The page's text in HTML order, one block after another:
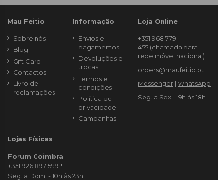
Mau Feitio
Sobre nós
Blog
Gift Card
Contactos
Livro de
reclamações
Informação
Envios e
pagamentos
Devoluções e
trocas
Termos e
condições
Política de
privacidade
Campanhas
Loja Online
+351 968 779
455 (chamada para
rede móvel nacional)
orders@maufeitio.pt
Messenger | WhatsApp
Seg. a Sex. - 9h às 18h
Lojas Físicas
Forum Coimbra
+351 926 897 599 *
Seg. a Dom. - 10h às 23h